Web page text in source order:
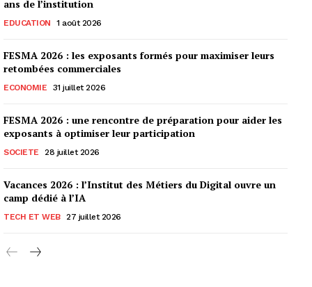
ans de l’institution
EDUCATION 1 août 2026
FESMA 2026 : les exposants formés pour maximiser leurs
retombées commerciales
ECONOMIE 31 juillet 2026
FESMA 2026 : une rencontre de préparation pour aider les
exposants à optimiser leur participation
SOCIETE 28 juillet 2026
Vacances 2026 : l’Institut des Métiers du Digital ouvre un
camp dédié à l’IA
TECH ET WEB 27 juillet 2026